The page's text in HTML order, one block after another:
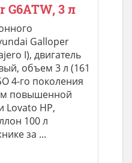
G6ATW, 3 л
Galloper
I), двигатель
объем 3 л (161
4-го поколения
повышенной
Lovato HP,
100 л
за ...